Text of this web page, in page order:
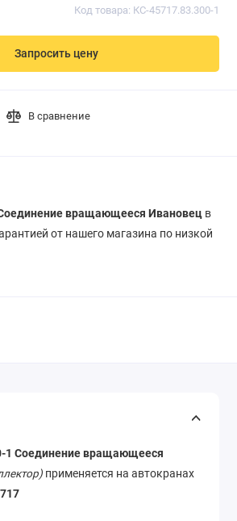
Код товара: КС-45717.83.300-1
Запросить цену
В сравнение
вращающееся Ивановецв
от нашего магазина по низкой
1 Соединение вращающееся
применяется на автокранах